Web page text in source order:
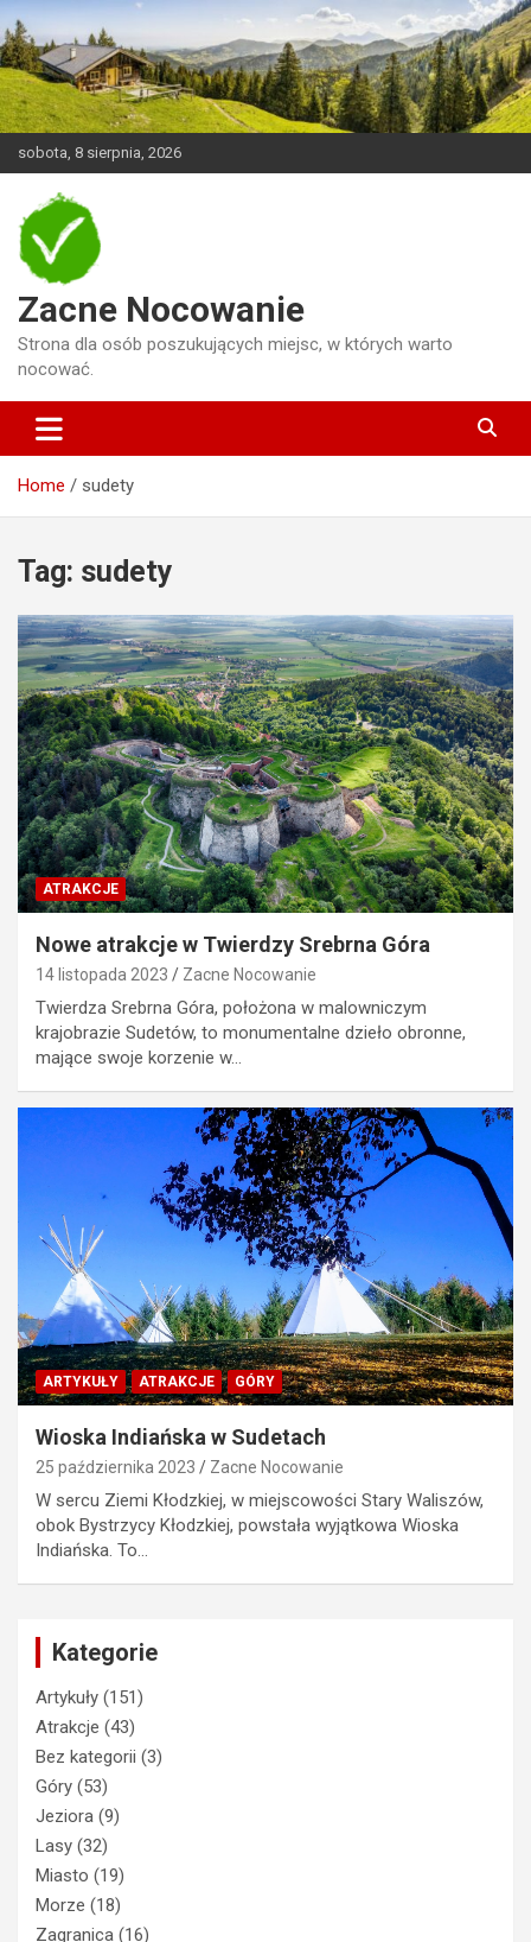
Skip
to
content
sobota, 8 sierpnia, 2026
Zacne Nocowanie
Strona dla osób poszukujących miejsc, w których warto
nocować.
Home sudety
Tag: sudety
ATRAKCJE
Nowe atrakcje w Twierdzy Srebrna Góra
14 listopada 2023 Zacne Nocowanie
Twierdza Srebrna Góra, położona w malowniczym
krajobrazie Sudetów, to monumentalne dzieło obronne,
mające swoje korzenie w…
ARTYKUŁY ATRAKCJE GÓRY
Wioska Indiańska w Sudetach
25 października 2023 Zacne Nocowanie
W sercu Ziemi Kłodzkiej, w miejscowości Stary Waliszów,
obok Bystrzycy Kłodzkiej, powstała wyjątkowa Wioska
Indiańska. To…
Kategorie
Artykuły (151)
Atrakcje (43)
Bez kategorii (3)
Góry (53)
Jeziora (9)
Lasy (32)
Miasto (19)
Morze (18)
Zagranica (16)